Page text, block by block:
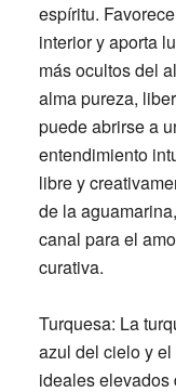
espíritu.
interior y aporta
más ocultos del
alma pureza,
puede abrirse a
entendimiento
libre y
de la
canal para el
curativa.
Turquesa: La
azul del cielo y
ideales elevados